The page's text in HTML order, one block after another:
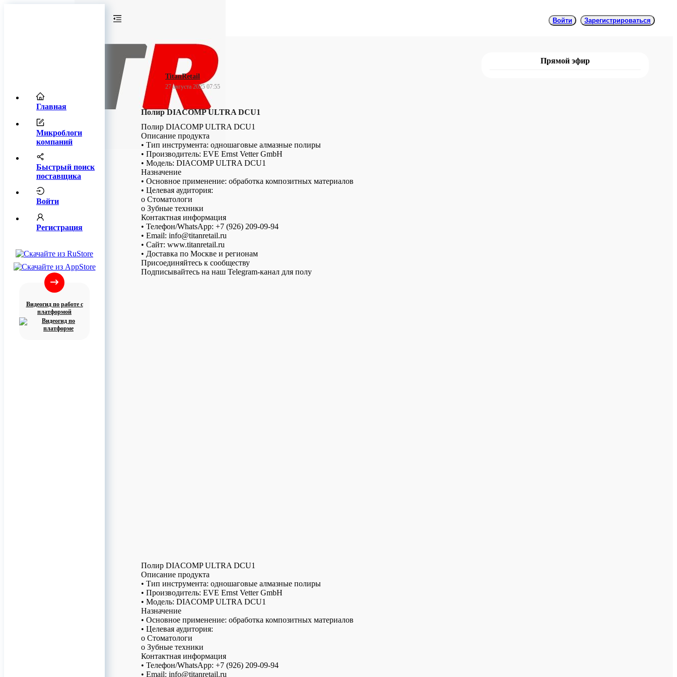
Главная
Микроблоги
компаний
Быстрый поиск
поставщика
Войти
Регистрация
Видеогид по работе с
платформой
Войти Зарегистрироваться
TitanRetail
27 августа 2025 07:55
Полир DIACOMP ULTRA DCU1
Полир DIACOMP ULTRA DCU1
Описание продукта
• Тип инструмента: одношаговые алмазные полиры
• Производитель: EVE Ernst Vetter GmbH
• Модель: DIACOMP ULTRA DCU1
Назначение
• Основное применение: обработка композитных материалов
• Целевая аудитория:
o Стоматологи
o Зубные техники
Контактная информация
• Телефон/WhatsApp: +7 (926) 209-09-94
• Email: info@titanretail.ru
• Сайт: www.titanretail.ru
• Доставка по Москве и регионам
Присоединяйтесь к сообществу
Подписывайтесь на наш Telegram-канал для полу
Полир DIACOMP ULTRA DCU1
Описание продукта
• Тип инструмента: одношаговые алмазные полиры
• Производитель: EVE Ernst Vetter GmbH
• Модель: DIACOMP ULTRA DCU1
Назначение
• Основное применение: обработка композитных материалов
• Целевая аудитория:
o Стоматологи
o Зубные техники
Контактная информация
• Телефон/WhatsApp: +7 (926) 209-09-94
• Email: info@titanretail.ru
Прямой эфир